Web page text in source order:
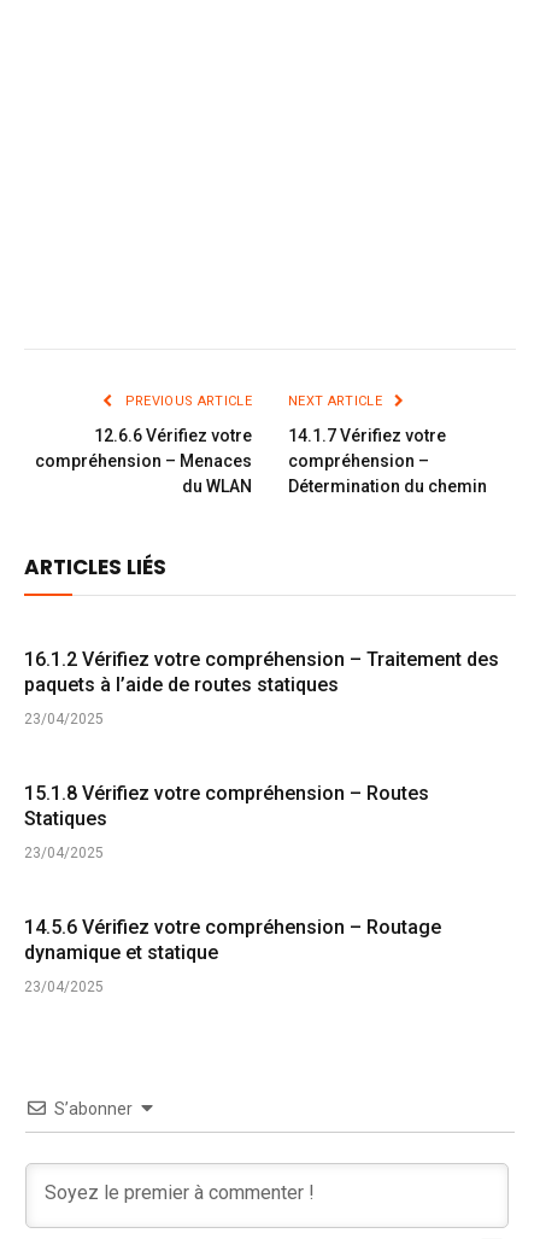
PREVIOUS ARTICLE
12.6.6 Vérifiez votre
compréhension – Menaces
du WLAN
NEXT ARTICLE
14.1.7 Vérifiez votre
compréhension –
Détermination du chemin
ARTICLES LIÉS
16.1.2 Vérifiez votre compréhension – Traitement des
paquets à l’aide de routes statiques
23/04/2025
15.1.8 Vérifiez votre compréhension – Routes
Statiques
23/04/2025
14.5.6 Vérifiez votre compréhension – Routage
dynamique et statique
23/04/2025
S’abonner